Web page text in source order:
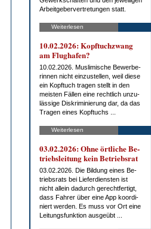
Ar­beit­ge­ber­ver­tre­tun­gen statt.
Weiterlesen
10.02.2026: Kopf­tuch­zwang
am Flug­ha­fen?
10.02.2026. Mus­li­mi­sche Be­wer­be­
rin­nen nicht ein­zu­stel­len, weil die­se
ein Kopf­tuch tra­gen stellt in den
meis­ten Fäl­len ei­ne recht­lich un­zu­
läs­si­ge Dis­kri­mi­nie­rung dar, da das
Tra­gen ei­nes Kopf­tuchs ...
Weiterlesen
03.02.2026: Oh­ne ört­li­che Be­
triebs­lei­tung kein Be­triebs­rat
03.02.2026. Die Bil­dung ei­nes Be­
triebs­rats bei Lie­fer­diens­ten ist
nicht al­lein da­durch ge­recht­fer­tigt,
dass Fah­rer über ei­ne App ko­or­di­
niert wer­den. Es muss vor Ort ei­ne
Lei­tungs­funk­ti­on aus­ge­übt ...